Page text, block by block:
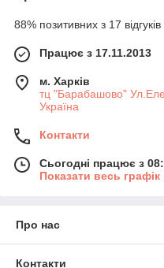
88% позитивних з 17 відгуків
Працює з 17.11.2013
м. Харків
тц "Барабашово"
Україна
Контакти
Сьогодні працює з
Показати весь
Про нас
Контакти